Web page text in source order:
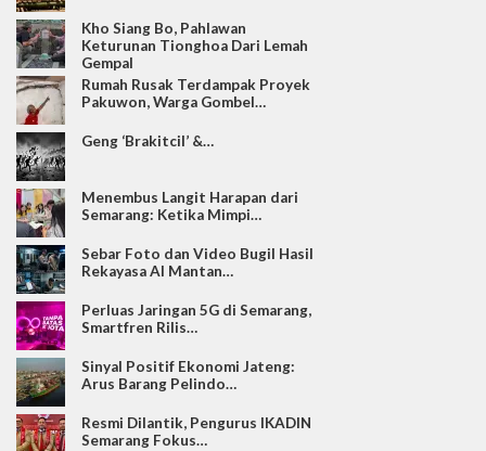
Kho Siang Bo, Pahlawan
Keturunan Tionghoa Dari Lemah
Gempal
Rumah Rusak Terdampak Proyek
Pakuwon, Warga Gombel…
Geng ‘Brakitcil’ &…
Menembus Langit Harapan dari
Semarang: Ketika Mimpi…
Sebar Foto dan Video Bugil Hasil
Rekayasa AI Mantan…
Perluas Jaringan 5G di Semarang,
Smartfren Rilis…
Sinyal Positif Ekonomi Jateng:
Arus Barang Pelindo…
Resmi Dilantik, Pengurus IKADIN
Semarang Fokus…